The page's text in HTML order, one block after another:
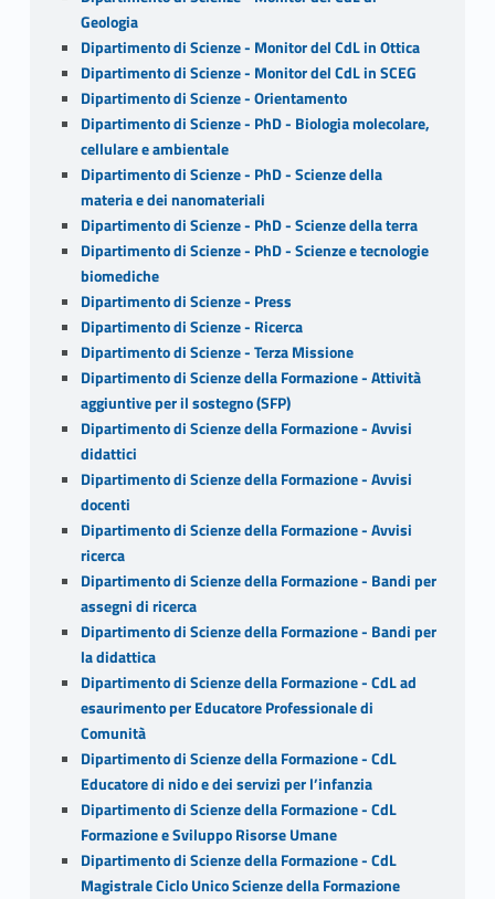
Geologia
Dipartimento di Scienze - Monitor del CdL in Ottica
Dipartimento di Scienze - Monitor del CdL in SCEG
Dipartimento di Scienze - Orientamento
Dipartimento di Scienze - PhD - Biologia molecolare,
cellulare e ambientale
Dipartimento di Scienze - PhD - Scienze della
materia e dei nanomateriali
Dipartimento di Scienze - PhD - Scienze della terra
Dipartimento di Scienze - PhD - Scienze e tecnologie
biomediche
Dipartimento di Scienze - Press
Dipartimento di Scienze - Ricerca
Dipartimento di Scienze - Terza Missione
Dipartimento di Scienze della Formazione - Attività
aggiuntive per il sostegno (SFP)
Dipartimento di Scienze della Formazione - Avvisi
didattici
Dipartimento di Scienze della Formazione - Avvisi
docenti
Dipartimento di Scienze della Formazione - Avvisi
ricerca
Dipartimento di Scienze della Formazione - Bandi per
assegni di ricerca
Dipartimento di Scienze della Formazione - Bandi per
la didattica
Dipartimento di Scienze della Formazione - CdL ad
esaurimento per Educatore Professionale di
Comunità
Dipartimento di Scienze della Formazione - CdL
Educatore di nido e dei servizi per l’infanzia
Dipartimento di Scienze della Formazione - CdL
Formazione e Sviluppo Risorse Umane
Dipartimento di Scienze della Formazione - CdL
Magistrale Ciclo Unico Scienze della Formazione